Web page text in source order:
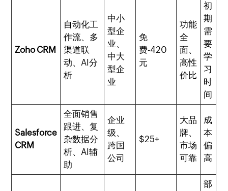
Zoho CRM
自动化工
作流、多
渠道联
动、AI分
析
中小
型企
业、
中大
型企
业
免
费-420
元
功能
全
面、
高性
价比
初
期
需
要
学
习
时
间
Salesforce
CRM
全面销售
跟进、复
杂数据分
析、AI辅
助
企业
级、
跨国
公司
$25+
大品
牌、
市场
可靠
成
本
偏
高
部